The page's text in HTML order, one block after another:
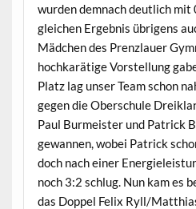
wurden demnach deutlich
gleichen Ergebnis übrigens
Mädchen des Prenzlauer
hochkarätige Vorstellung
Platz lag unser Team schon
gegen die Oberschule
Paul Burmeister und Patrick
gewannen, wobei Patrick
doch nach einer
noch 3:2 schlug. Nun kam es
das Doppel Felix Ryll/